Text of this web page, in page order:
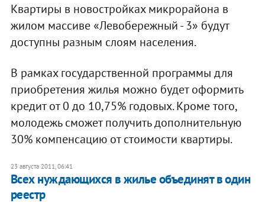
Квартиры в новостройках микрорайона в
жилом массиве «Левобережный - 3» будут
доступны разным слоям населения.
В рамках государственной программы для
приобретения жилья можно будет оформить
кредит от 0 до 10,75% годовых. Кроме того,
молодежь сможет получить дополнительную
30% компенсацию от стоимости квартиры.
23 августа 2011, 06:41
Всех нуждающихся в жилье объединят в один
реестр